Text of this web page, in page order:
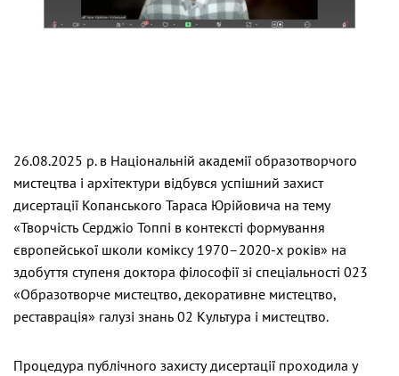
26.08.2025 р. в Національній академії образотворчого
мистецтва і архітектури відбувся успішний захист
дисертації Копанського Тараса Юрійовича на тему
«Творчість Серджіо Топпі в контексті формування
європейської школи коміксу 1970–2020-х років» на
здобуття ступеня доктора філософії зі спеціальності 023
«Образотворче мистецтво, декоративне мистецтво,
реставрація» галузі знань 02 Культура і мистецтво.
Процедура публічного захисту дисертації проходила у